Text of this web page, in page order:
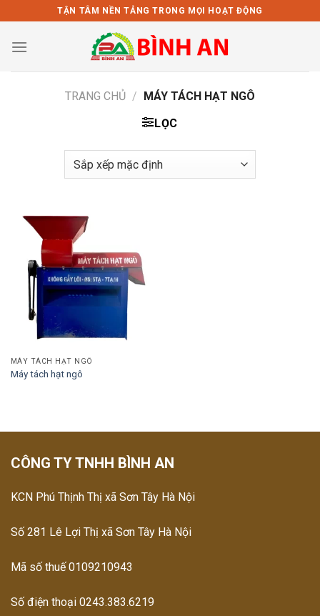
qua
nội
TẬN TÂM NỀN TẢNG TRONG MỌI HOẠT ĐỘNG
TRANG CHỦ / MÁY TÁCH HẠT NGÔ
LỌC
MÁY TÁCH HẠT NGÔ
Máy tách hạt ngô
CÔNG TY TNHH BÌNH AN
KCN Phú Thịnh Thị xã Sơn Tây Hà Nội
Số 281 Lê Lợi Thị xã Sơn Tây Hà Nội
Mã số thuế 0109210943
Số điện thoại 0243.383.6219